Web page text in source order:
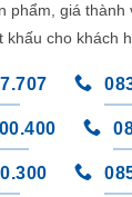
phẩm, giá thành
khấu cho khách